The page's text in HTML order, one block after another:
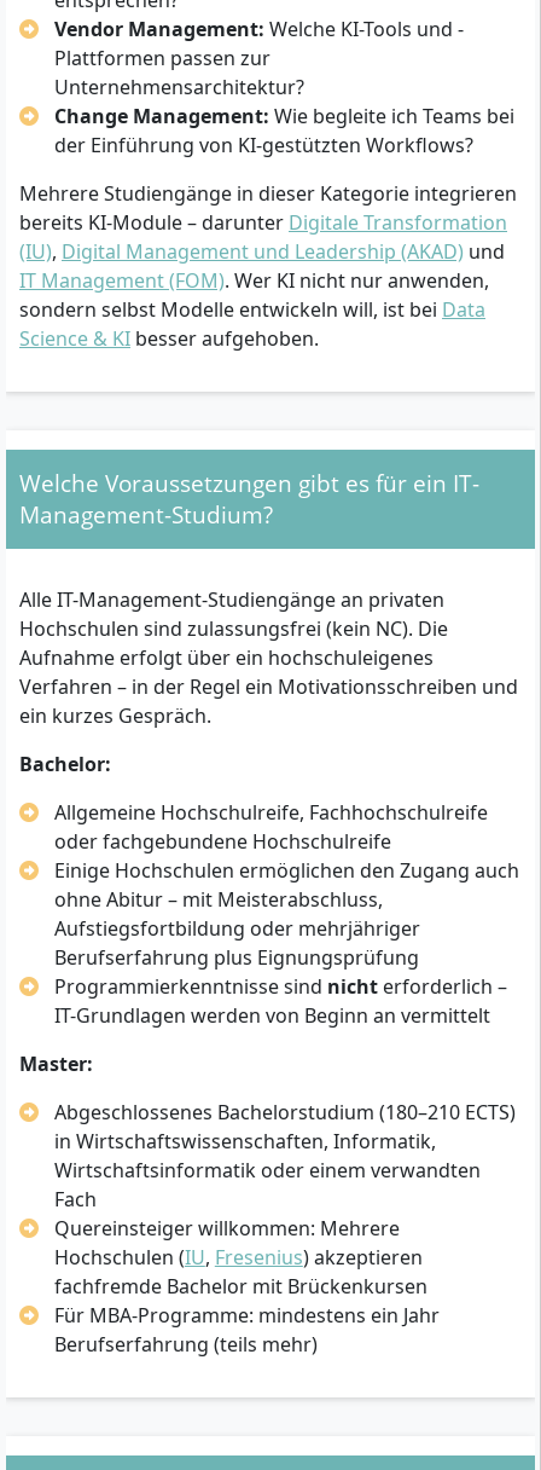
Vendor Management: Welche KI-Tools und -
Plattformen passen zur
Unternehmensarchitektur?
Change Management: Wie begleite ich Teams bei
der Einführung von KI-gestützten Workflows?
Mehrere Studiengänge in dieser Kategorie integrieren
bereits KI-Module – darunter Digitale Transformation
(IU), Digital Management und Leadership (AKAD) und
IT Management (FOM). Wer KI nicht nur anwenden,
sondern selbst Modelle entwickeln will, ist bei Data
Science & KI besser aufgehoben.
Welche Voraussetzungen gibt es für ein IT-
Management-Studium?
Alle IT-Management-Studiengänge an privaten
Hochschulen sind zulassungsfrei (kein NC). Die
Aufnahme erfolgt über ein hochschuleigenes
Verfahren – in der Regel ein Motivationsschreiben und
ein kurzes Gespräch.
Bachelor:
Allgemeine Hochschulreife, Fachhochschulreife
oder fachgebundene Hochschulreife
Einige Hochschulen ermöglichen den Zugang auch
ohne Abitur – mit Meisterabschluss,
Aufstiegsfortbildung oder mehrjähriger
Berufserfahrung plus Eignungsprüfung
Programmierkenntnisse sind nichterforderlich –
IT-Grundlagen werden von Beginn an vermittelt
Master:
Abgeschlossenes Bachelorstudium (180–210 ECTS)
in Wirtschaftswissenschaften, Informatik,
Wirtschaftsinformatik oder einem verwandten
Fach
Quereinsteiger willkommen: Mehrere
Hochschulen (IU, Fresenius) akzeptieren
fachfremde Bachelor mit Brückenkursen
Für MBA-Programme: mindestens ein Jahr
Berufserfahrung (teils mehr)